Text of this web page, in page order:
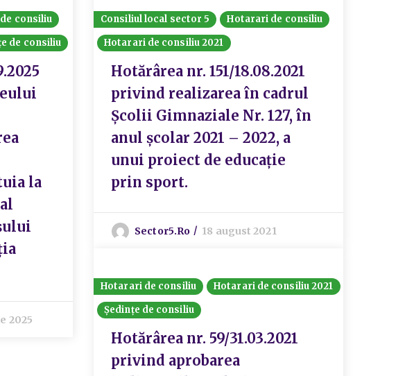
consiliu
de consiliu
la
2025
Consiliul local sector 5
Hotarari de consiliu
Hotarari de consiliu 2021
Hotărârea nr. 151/18.08.2021
privind realizarea în cadrul
Școlii Gimnaziale Nr. 127, în
anul școlar 2021 – 2022, a
unui proiect de educație
prin sport.
Sector5.ro 18 august 2021
Hotarari de consiliu
Hotarari de consiliu 2021
Ședințe de consiliu
Hotărârea nr. 59/31.03.2021
privind aprobarea